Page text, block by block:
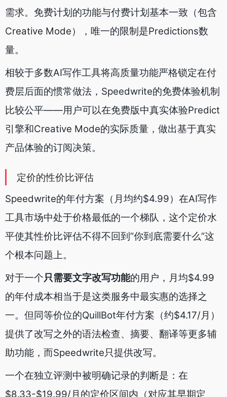
需求。免费计划的功能与付费计划基本一致（包含
Creative Mode），唯一的限制是Predictions数
量。
相较于多数AI写作工具将高质量功能严格锁定在付
费层后面的惯常做法，Speedwrite的免费体验机制
比较公平——用户可以在免费版中真实体验Predict
引擎和Creative Mode的实际质量，做出基于真实
产品体验的订阅决策。
定价的性价比评估
Speedwrite的年付方案（月均约$4.99）在AI写作
工具市场中处于价格最低的一个梯队，这个定价水
平使其性价比评估不得不回到”你到底需要什么”这
个根本问题上。
对于一个只需要文字改写功能的用户，月均$4.99
的年付成本相当于是这类服务中最实惠的选择之
一。但同等价位的QuillBot年付方案（约$4.17/月）
提供了改写之外的语法检查、摘要、翻译等更多辅
助功能，而Speedwrite只提供改写。
一个在独立评测中被明确记录的判断是：在
$8.33-$19.99/月的定价区间内（对应其早期定